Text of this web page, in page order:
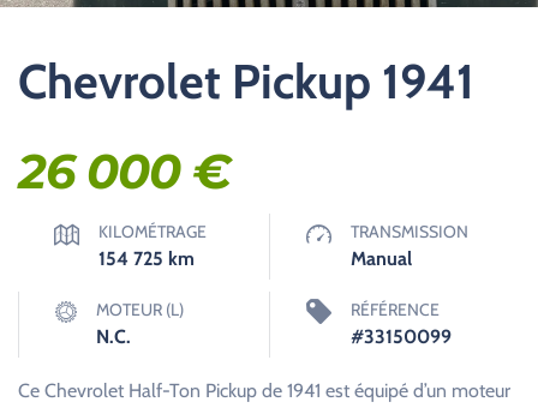
Chevrolet Pickup 1941
26 000€
KILOMÉTRAGE
154 725 km
TRANSMISSION
Manual
MOTEUR (L)
N.C.
RÉFÉRENCE
#33150099
Ce Chevrolet Half-Ton Pickup de 1941 est équipé d’un moteur